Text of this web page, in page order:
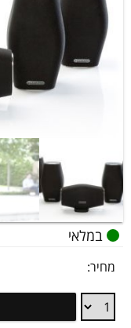
במלאי
מחיר:
סט
5